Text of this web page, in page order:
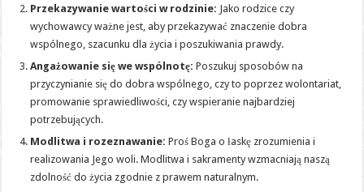
Przekazywanie wartości w rodzinie: Jako rodzice czy
wychowawcy ważne jest, aby przekazywać znaczenie dobra
wspólnego, szacunku dla życia i poszukiwania prawdy.
Angażowanie się we wspólnotę: Poszukuj sposobów na
przyczynianie się do dobra wspólnego, czy to poprzez wolontariat,
promowanie sprawiedliwości, czy wspieranie najbardziej
potrzebujących.
Modlitwa i rozeznawanie: Proś Boga o łaskę zrozumienia i
realizowania Jego woli. Modlitwa i sakramenty wzmacniają naszą
zdolność do życia zgodnie z prawem naturalnym.